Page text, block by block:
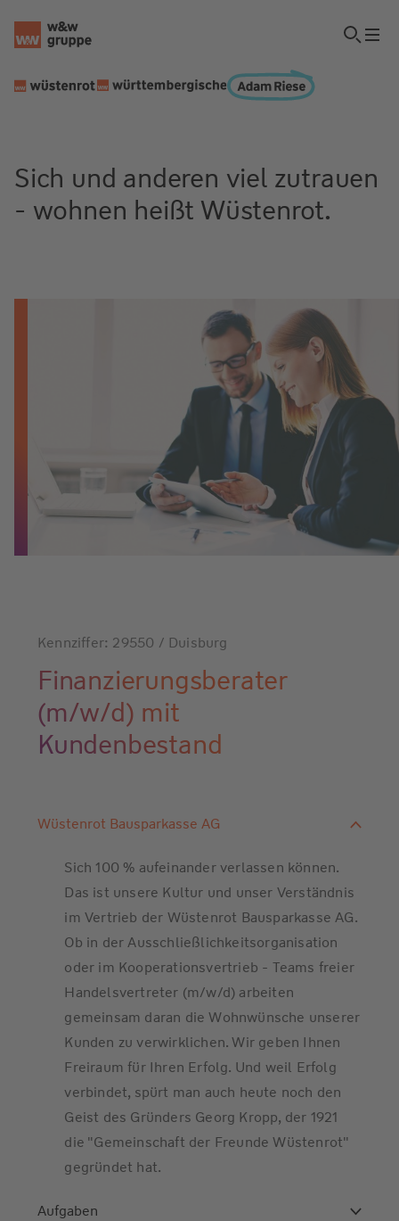
Sich und anderen viel zutrauen
- wohnen heißt Wüstenrot.
Kennziffer: 29550 / Duisburg
Finanzierungsberater
(m/w/d) mit
Kundenbestand
Wüstenrot Bausparkasse AG
Sich 100 % aufeinander verlassen können.
Das ist unsere Kultur und unser Verständnis
im Vertrieb der Wüstenrot Bausparkasse AG.
Ob in der Ausschließlichkeitsorganisation
oder im Kooperationsvertrieb - Teams freier
Handelsvertreter (m/w/d) arbeiten
gemeinsam daran die Wohnwünsche unserer
Kunden zu verwirklichen. Wir geben Ihnen
Freiraum für Ihren Erfolg. Und weil Erfolg
verbindet, spürt man auch heute noch den
Geist des Gründers Georg Kropp, der 1921
die "Gemeinschaft der Freunde Wüstenrot"
gegründet hat.
Aufgaben